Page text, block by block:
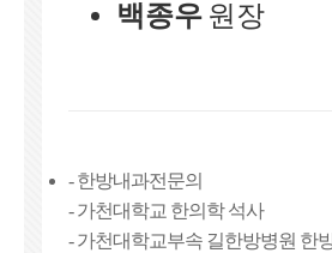
백종우 원장
- 한방내과전문의
­- 가천대학교 한의학 석사
- 가천대학교부속 길한방병원 한